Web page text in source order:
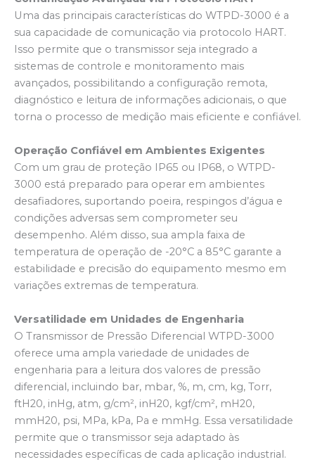
Uma das principais características do WTPD-3000 é a
sua capacidade de comunicação via protocolo HART.
Isso permite que o transmissor seja integrado a
sistemas de controle e monitoramento mais
avançados, possibilitando a configuração remota,
diagnóstico e leitura de informações adicionais, o que
torna o processo de medição mais eficiente e confiável.
Operação Confiável em Ambientes Exigentes
Com um grau de proteção IP65 ou IP68, o WTPD-
3000 está preparado para operar em ambientes
desafiadores, suportando poeira, respingos d’água e
condições adversas sem comprometer seu
desempenho. Além disso, sua ampla faixa de
temperatura de operação de -20°C a 85°C garante a
estabilidade e precisão do equipamento mesmo em
variações extremas de temperatura.
Versatilidade em Unidades de Engenharia
O Transmissor de Pressão Diferencial WTPD-3000
oferece uma ampla variedade de unidades de
engenharia para a leitura dos valores de pressão
diferencial, incluindo bar, mbar, %, m, cm, kg, Torr,
ftH20, inHg, atm, g/cm², inH20, kgf/cm², mH20,
mmH20, psi, MPa, kPa, Pa e mmHg. Essa versatilidade
permite que o transmissor seja adaptado às
necessidades específicas de cada aplicação industrial.